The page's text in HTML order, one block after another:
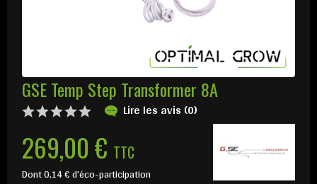
GSE Temp Step Transformer 8A
Lire les avis (0)
269,00 € TTC
Dont 0,14 € d'éco-participation